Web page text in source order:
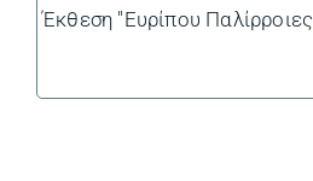
Έκθεση "Ευρίπου Παλίρροιες